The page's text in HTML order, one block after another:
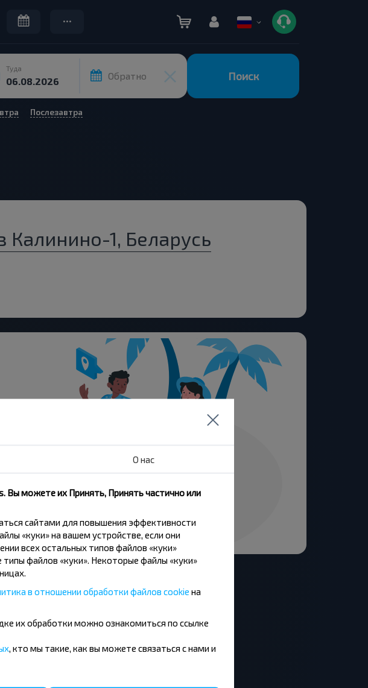
Туда
Обратно Поиск
Послезавтра
1, Беларусь
- Минск
Рига
Москва - Барановичи
Брест - Люблин
О нас
Вы можете их Принять, Принять частично или
сайтами для повышения эффективности
«куки» на вашем устройстве, если они
всех остальных типов файлов «куки»
файлов «куки». Некоторые файлы «куки»
в отношении обработки файлов cookie на
их обработки можно ознакомиться по ссылке
, кто мы такие, как вы можете связаться с нами и